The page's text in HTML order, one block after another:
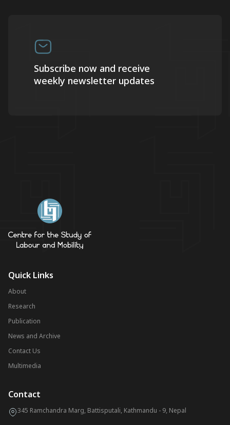
Subscribe now and receive
weekly newsletter updates
Quick Links
About
Research
Publication
News and Archive
Contact Us
Multimedia
Contact
345 Ramchandra Marg, Battisputali, Kathmandu - 9, Nepal